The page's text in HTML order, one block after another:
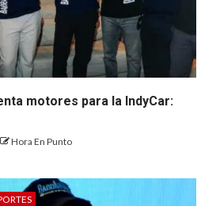
motores para la IndyCar:
Hora En Punto